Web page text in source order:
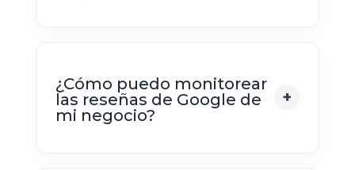
¿Cómo puedo monitorear
las reseñas de Google de
mi negocio?